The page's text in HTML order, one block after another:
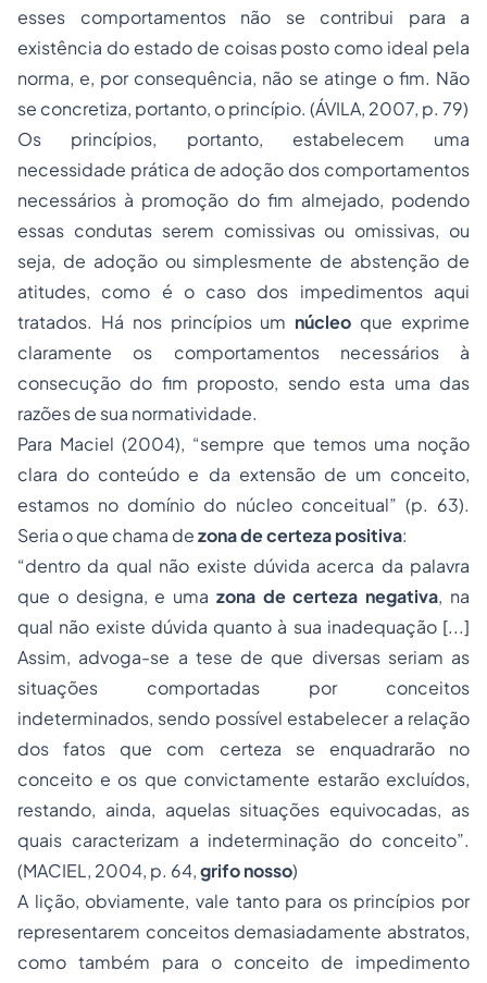
esses comportamentos não se contribui para a
existência do estado de coisas posto como ideal pela
norma, e, por consequência, não se atinge o fim. Não
se concretiza, portanto, o princípio. (ÁVILA, 2007, p. 79)
Os princípios, portanto, estabelecem uma
necessidade prática de adoção dos comportamentos
necessários à promoção do fim almejado, podendo
essas condutas serem comissivas ou omissivas, ou
seja, de adoção ou simplesmente de abstenção de
atitudes, como é o caso dos impedimentos aqui
tratados. Há nos princípios um núcleo que exprime
claramente os comportamentos necessários à
consecução do fim proposto, sendo esta uma das
razões de sua normatividade.
Para Maciel (2004), “sempre que temos uma noção
clara do conteúdo e da extensão de um conceito,
estamos no domínio do núcleo conceitual” (p. 63).
Seria o que chama dezona de certeza positiva:
“dentro da qual não existe dúvida acerca da palavra
que o designa, e uma zona de certeza negativa, na
qual não existe dúvida quanto à sua inadequação [...]
Assim, advoga-se a tese de que diversas seriam as
situações comportadas por conceitos
indeterminados, sendo possível estabelecer a relação
dos fatos que com certeza se enquadrarão no
conceito e os que convictamente estarão excluídos,
restando, ainda, aquelas situações equivocadas, as
quais caracterizam a indeterminação do conceito”.
(MACIEL, 2004, p. 64,grifo nosso)
A lição, obviamente, vale tanto para os princípios por
representarem conceitos demasiadamente abstratos,
como também para o conceito de impedimento